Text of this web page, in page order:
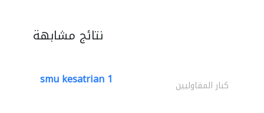
نتائج مشابهة
smu kesatrian 1 كبار المقاوليين